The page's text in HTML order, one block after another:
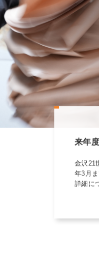
来年
金沢21
年3月
詳細に